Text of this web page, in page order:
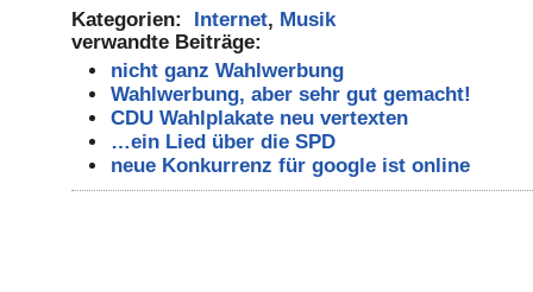
Kategorien: Internet, Musik
verwandte Beiträge:
nicht ganz Wahlwerbung
Wahlwerbung, aber sehr gut gemacht!
CDU Wahlplakate neu vertexten
…ein Lied über die SPD
neue Konkurrenz für google ist online